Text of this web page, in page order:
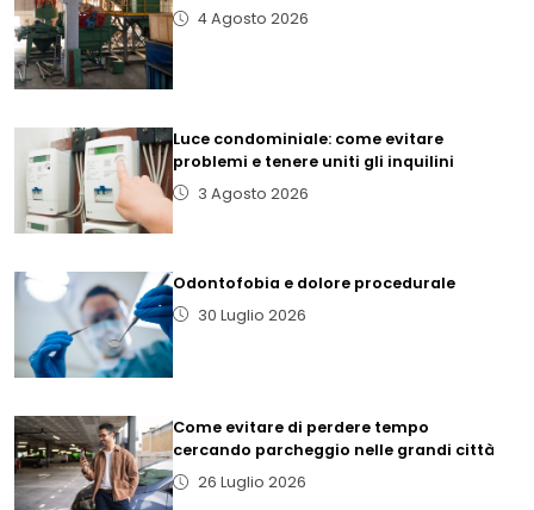
4 Agosto 2026
Luce condominiale: come evitare
problemi e tenere uniti gli inquilini
3 Agosto 2026
Odontofobia e dolore procedurale
30 Luglio 2026
Come evitare di perdere tempo
cercando parcheggio nelle grandi città
26 Luglio 2026